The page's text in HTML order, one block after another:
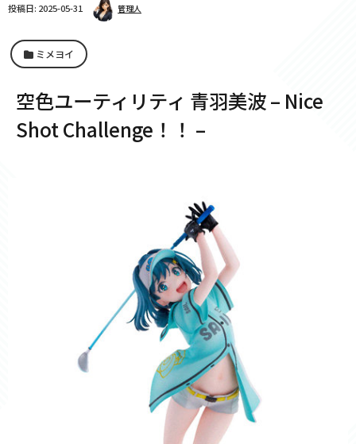
投稿日: 2025-05-31 管理人
ミメヨイ
空色ユーティリティ 青羽美波 – Nice
Shot Challenge！！ –